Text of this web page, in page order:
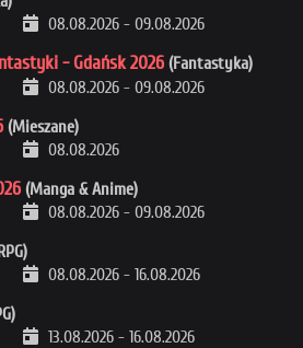
08.08.2026 - 09.08.2026
- Gdańsk 2026 (Fantastyka)
08.08.2026 - 09.08.2026
(Mieszane)
08.08.2026
(Manga & Anime)
08.08.2026 - 09.08.2026
08.08.2026 - 16.08.2026
13.08.2026 - 16.08.2026